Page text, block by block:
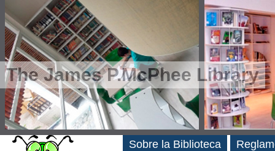
The James P.McPhee Library
Sobre la Biblioteca
Novedades